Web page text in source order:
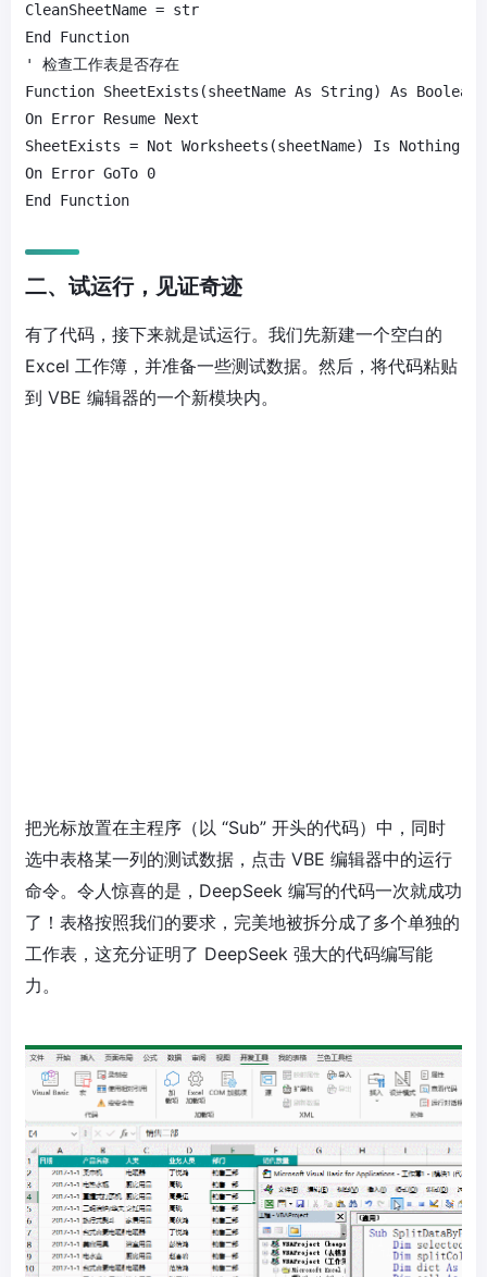
CleanSheetName = str
End Function
' 检查工作表是否存在
Function SheetExists(sheetName As String) As Boolean
On Error Resume Next
SheetExists = Not Worksheets(sheetName) Is Nothing
On Error GoTo 0
End Function
二、 试运行，见证奇迹
有了代码，接下来就是试运行。我们先新建一个空白的
Excel 工作簿，并准备一些测试数据。然后，将代码粘贴
到 VBE 编辑器的一个新模块内。
把光标放置在主程序（以 “Sub” 开头的代码）中，同时
选中表格某一列的测试数据，点击 VBE 编辑器中的运行
命令。令人惊喜的是，DeepSeek 编写的代码一次就成功
了！表格按照我们的要求，完美地被拆分成了多个单独的
工作表，这充分证明了 DeepSeek 强大的代码编写能
力。